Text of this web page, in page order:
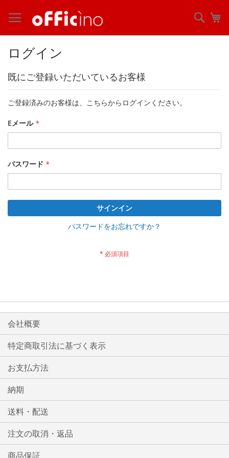
ン
テ
ン
に
キ
検
索
ログイン
既にご登録いただいているお客様
ご登録済みのお客様は、こちらからログインください。
Eメール
パスワード
サインイン
パスワードをお忘れですか？
会社概要
特定商取引法に基づく表示
お支払方法
納期
送料・配送
注文の取消・返品
商品保証